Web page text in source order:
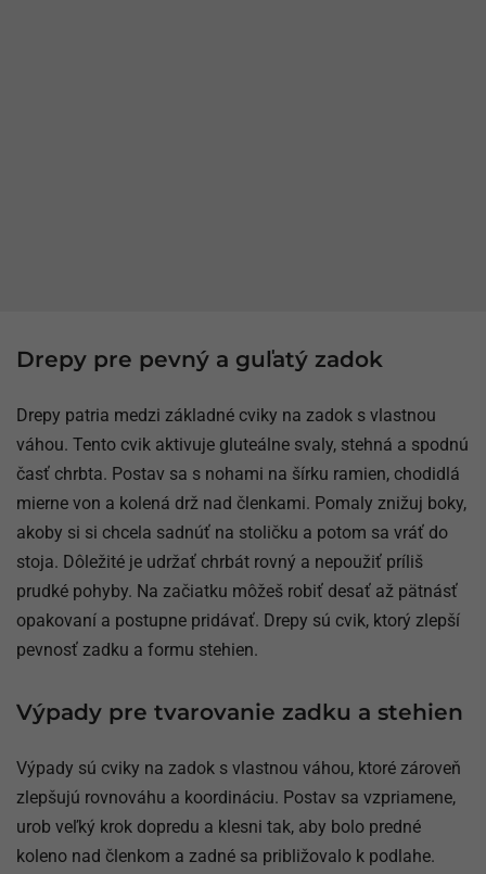
Drepy pre pevný a guľatý zadok
Drepy patria medzi základné cviky na zadok s vlastnou
váhou. Tento cvik aktivuje gluteálne svaly, stehná a spodnú
časť chrbta. Postav sa s nohami na šírku ramien, chodidlá
mierne von a kolená drž nad členkami. Pomaly znižuj boky,
akoby si si chcela sadnúť na stoličku a potom sa vráť do
stoja. Dôležité je udržať chrbát rovný a nepoužiť príliš
prudké pohyby. Na začiatku môžeš robiť desať až pätnásť
opakovaní a postupne pridávať. Drepy sú cvik, ktorý zlepší
pevnosť zadku a formu stehien.
Výpady pre tvarovanie zadku a stehien
Výpady sú cviky na zadok s vlastnou váhou, ktoré zároveň
zlepšujú rovnováhu a koordináciu. Postav sa vzpriamene,
urob veľký krok dopredu a klesni tak, aby bolo predné
koleno nad členkom a zadné sa približovalo k podlahe.